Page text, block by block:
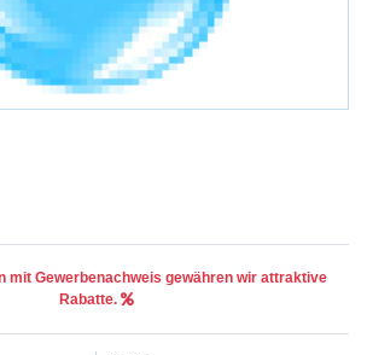
mit Gewerbenachweis gewähren wir attraktive
Rabatte.